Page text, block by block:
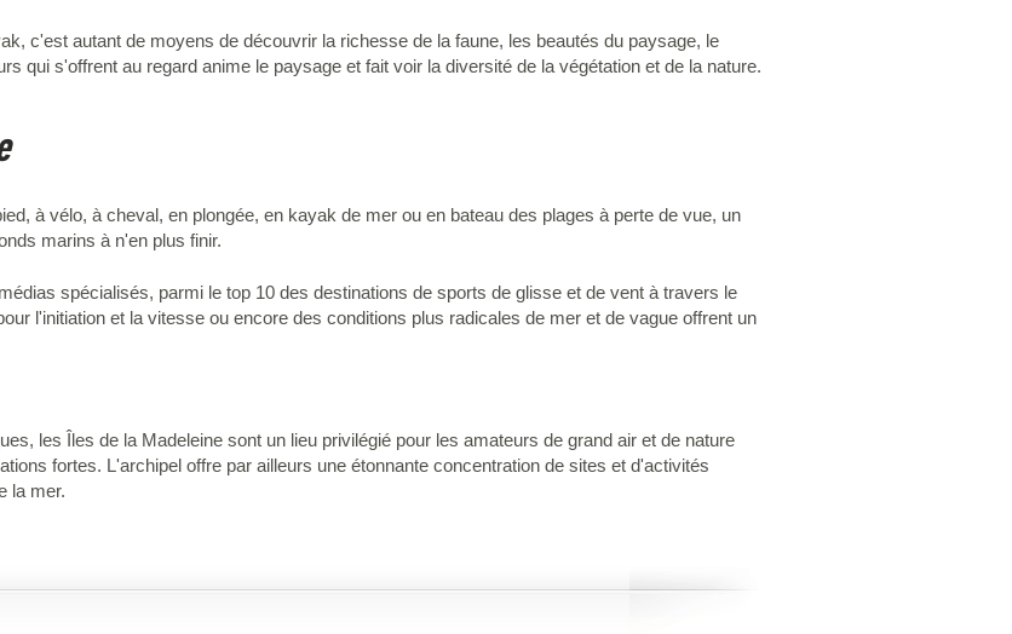
c'est autant de moyens de découvrir la richesse de la faune, les beautés du paysage, le
qui s'offrent au regard anime le paysage et fait voir la diversité de la végétation et de la nature.
à vélo, à cheval, en plongée, en kayak de mer ou en bateau des plages à perte de vue, un
marins à n'en plus finir.
spécialisés, parmi le top 10 des destinations de sports de glisse et de vent à travers le
l'initiation et la vitesse ou encore des conditions plus radicales de mer et de vague offrent un
les Îles de la Madeleine sont un lieu privilégié pour les amateurs de grand air et de nature
fortes. L'archipel offre par ailleurs une étonnante concentration de sites et d'activités
la mer.